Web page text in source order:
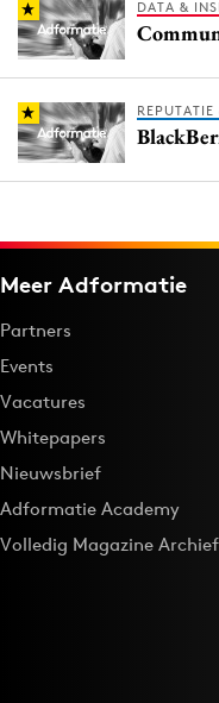
DATA &
Meer Adformatie
Partners
Events
Vacatures
Whitepapers
Nieuwsbrief
Adformatie Academy
Volledig Magazine Archief